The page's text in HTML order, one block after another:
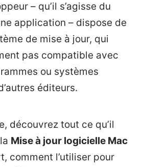
– qu’il s’agisse du
application – dispose de
de mise à jour, qui
pas compatible avec
ou systèmes
éditeurs.
découvrez tout ce qu’il
Mise à jour logicielle Mac
comment l’utiliser pour